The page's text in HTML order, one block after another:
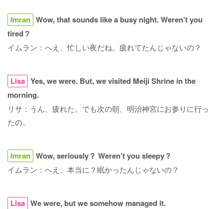
Imran Wow, that sounds like a busy night. Weren’t you
tired？
イムラン：へえ、忙しい夜だね。疲れてたんじゃないの？
Lisa Yes, we were. But, we visited Meiji Shrine in the
morning.
リサ：うん、疲れた。でも次の朝、明治神宮にお参りに行っ
たの。
Imran Wow, seriously？ Weren’t you sleepy？
イムラン：へえ、本当に？眠かったんじゃないの？
Lisa We were, but we somehow managed it.